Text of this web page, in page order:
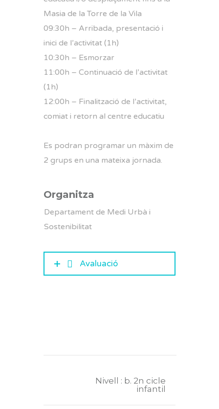
Masia de la Torre de la Vila
09:30h – Arribada, presentació i
inici de l’activitat (1h)
10:30h – Esmorzar
11:00h – Continuació de l’activitat
(1h)
12:00h – Finalització de l’activitat,
comiat i retorn al centre educatiu
Es podran programar un màxim de
2 grups en una mateixa jornada.
Organitza
Departament de Medi Urbà i
Sostenibilitat
Avaluació
Nivell : b. 2n cicle
infantil